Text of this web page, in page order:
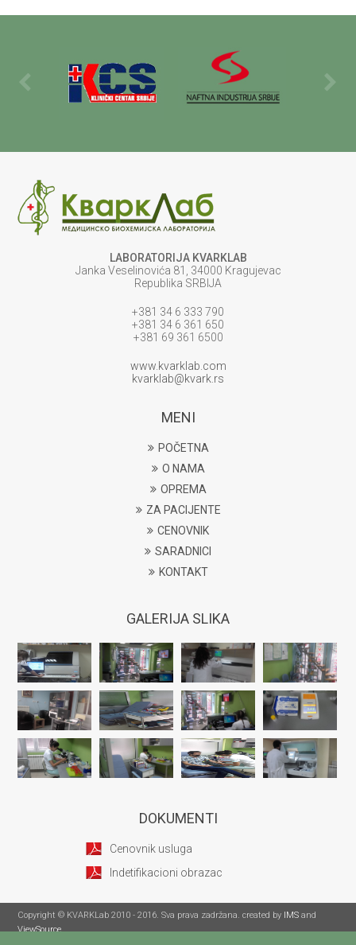
LABORATORIJA KVARKLAB
Janka Veselinovića 81, 34000 Kragujevac
Republika SRBIJA
+381 34 6 333 790
+381 34 6 361 650
+381 69 361 6500
www.kvarklab.com
kvarklab@kvark.rs
MENI
POČETNA
O NAMA
OPREMA
ZA PACIJENTE
CENOVNIK
SARADNICI
KONTAKT
GALERIJA SLIKA
DOKUMENTI
Cenovnik usluga
Indetifikacioni obrazac
Copyright © KVARKLab 2010 - 2016. Sva prava zadržana. created by IMS and
ViewSource